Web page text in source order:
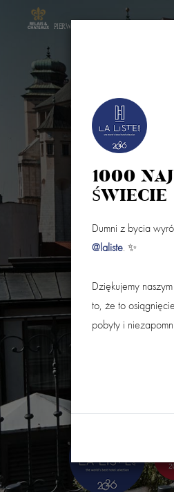
Przyjazd
PIERWSZY HOTEL W POLSCE W
1000
ŚWIECIE
Dumni z bycia
@laliste. ✨
Dziękujemy
to, że to
pobyty i